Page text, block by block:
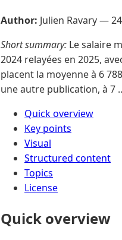
Author: Julien Ravary —
Short summary: Le salaire
2024 relayées en 2025,
placent la moyenne à 6
une autre publication, à 7
Quick overview
Key points
Visual
Structured content
Topics
License
Quick overview